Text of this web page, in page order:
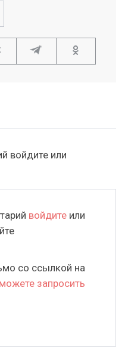
войдите или
войдите или
со ссылкой на
можете запросить